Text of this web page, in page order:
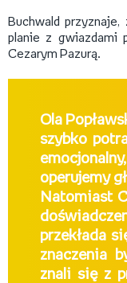
Buchwald
planie z gwiazdami
Cezarym Pazurą.
Ola
szybko
operujemy
Natomiast
przekłada
znaczenia
znali się z